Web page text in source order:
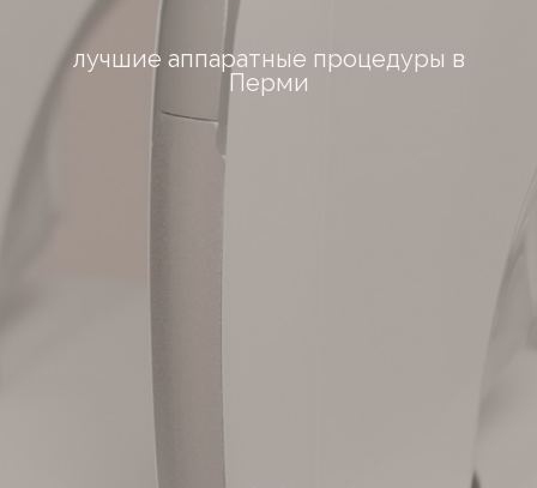
лучшие аппаратные процедуры в
Перми